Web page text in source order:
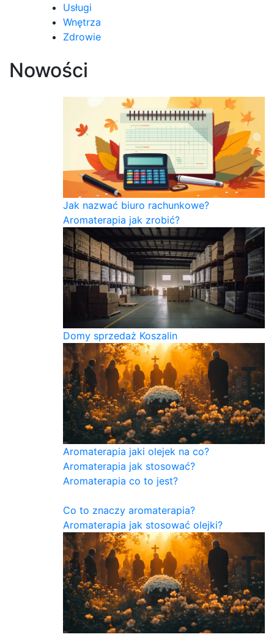
Usługi
Wnętrza
Zdrowie
Nowości
Jak nazwać biuro rachunkowe?
Aromaterapia jak zrobić?
Domy sprzedaż Koszalin
Aromaterapia jaki olejek na co?
Aromaterapia jak stosować?
Aromaterapia co to jest?
Co to znaczy aromaterapia?
Aromaterapia jak stosować olejki?